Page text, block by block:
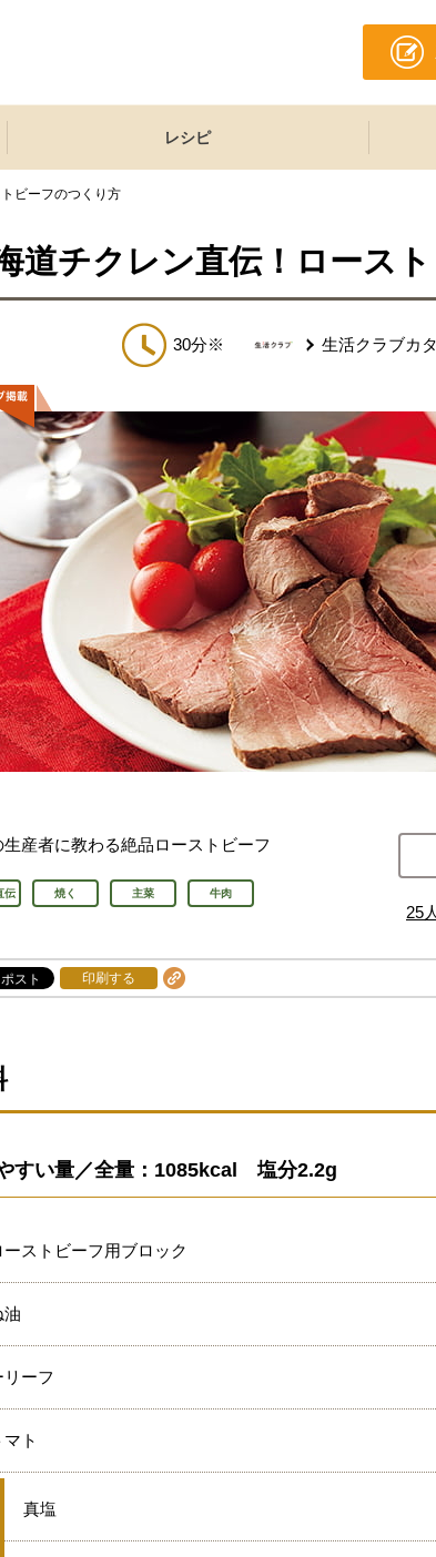
レシピ
ビーフのつくり方
道チクレン直伝！ロース
30分※ 生活クラブカ
生産者に教わる絶品ローストビーフ
伝 焼く 主菜 牛肉
25
印刷する
すい量／全量：1085kcal 塩分2.2g
ーストビーフ用ブロック
油
ーフ
マト
★
真塩